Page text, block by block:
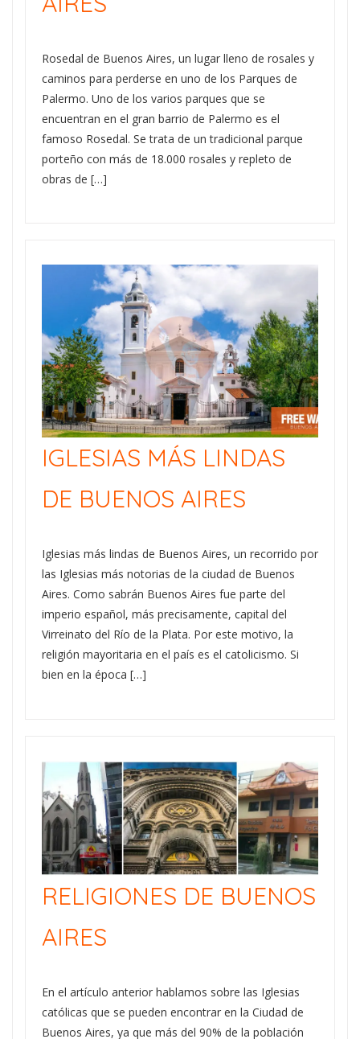
Rosedal de Buenos Aires, un lugar lleno de rosales y
caminos para perderse en uno de los Parques de
Palermo. Uno de los varios parques que se
encuentran en el gran barrio de Palermo es el
famoso Rosedal. Se trata de un tradicional parque
porteño con más de 18.000 rosales y repleto de
obras de […]
IGLESIAS MÁS LINDAS
DE BUENOS AIRES
Iglesias más lindas de Buenos Aires, un recorrido por
las Iglesias más notorias de la ciudad de Buenos
Aires. Como sabrán Buenos Aires fue parte del
imperio español, más precisamente, capital del
Virreinato del Río de la Plata. Por este motivo, la
religión mayoritaria en el país es el catolicismo. Si
bien en la época […]
RELIGIONES DE BUENOS
AIRES
En el artículo anterior hablamos sobre las Iglesias
católicas que se pueden encontrar en la Ciudad de
Buenos Aires, ya que más del 90% de la población